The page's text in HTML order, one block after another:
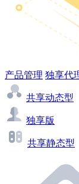
产品管理 独享代
共享动态型
独享版
共享静态型